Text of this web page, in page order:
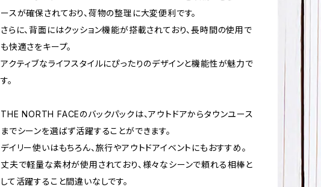
ースが確保されており、荷物の整理に大変便利です。
さらに、背面にはクッション機能が搭載されており、長時間の使用で
も快適さをキープ。
アクティブなライフスタイルにぴったりのデザインと機能性が魅力で
す。
THE NORTH FACEのバックパックは、アウトドアからタウンユース
までシーンを選ばず活躍することができます。
デイリー使いはもちろん、旅行やアウトドアイベントにもおすすめ。
丈夫で軽量な素材が使用されており、様々なシーンで頼れる相棒と
して活躍すること間違いなしです。